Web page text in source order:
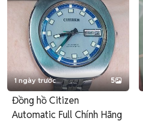
1 ngày trước 5
Đồng hồ Citizen
Automatic Full Chính Hãng